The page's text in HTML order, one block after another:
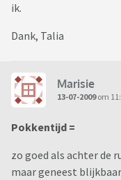
ik.
Dank, Talia
Marisie
13-07-2009om
Pokkentijd =
zo goed als achter de
maar geneest